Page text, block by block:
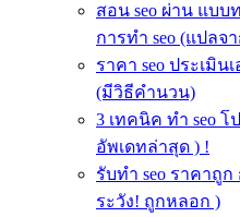
สอน seo ผ่าน แบ
การทำ seo (แปลจ
ราคา seo ประเมิน
(มีวิธีคำนวน)
3 เทคนิค ทำ seo โ
อัพเดทล่าสุด ) !
รับทำ seo ราคาถู
ระวัง! ถูกหลอก )